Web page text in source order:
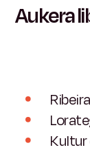
Aukera